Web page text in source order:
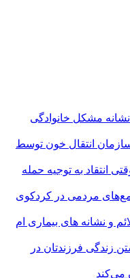
مشکل خانوادگی
انتقال خون توسط
انتقاد به توجیه حمله
مردمی در کردکوی
و نشانه های بیماری ام
زندگی فرزندتان در
می‌کند